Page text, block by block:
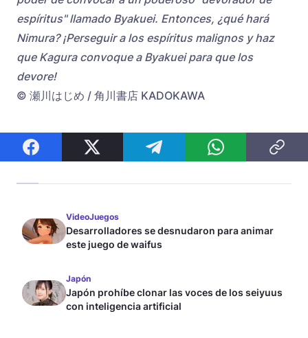
espíritus" llamado Byakuei. Entonces, ¿qué hará
Nimura? ¡Perseguir a los espíritus malignos y haz
que Kagura convoque a Byakuei para que los
devore!
© 瀬川はじめ / 角川書店 KADOKAWA
VideoJuegos
Desarrolladores se desnudaron para animar
este juego de waifus
Japón
Japón prohíbe clonar las voces de los seiyuus
con inteligencia artificial